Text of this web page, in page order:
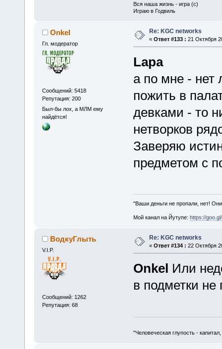
Вся наша жизнь - игра (с)
Играю в Годвиль
Onkel
Гл. модератор
Сообщений: 5418
Репутация: 200
Был-бы лох, а МЛМ ему
найдётся!
Re: KGC networks
« Ответ #133 : 21 Октября
Lapa
а по мне - нет
пожить в
девками - то
нетворков
Заверяю
предметом с
"Ваши деньги не пропали, нет!
Мой канал на Йутупе: https://
ВодкуГлыть
V.I.P.
Сообщений: 1262
Репутация: 68
Re: KGC networks
« Ответ #134 : 22 Октября
Onkel Или
в подметки не
"Человеческая глупость -